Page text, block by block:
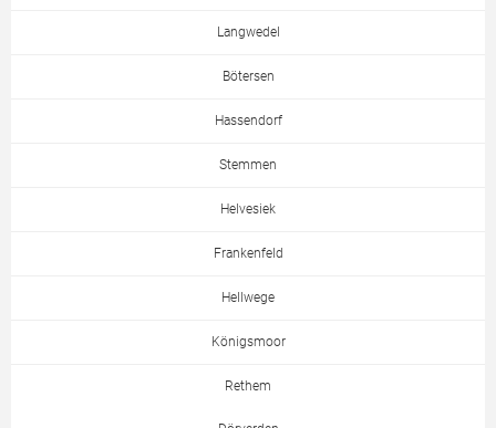
Langwedel
Bötersen
Hassendorf
Stemmen
Helvesiek
Frankenfeld
Hellwege
Königsmoor
Rethem